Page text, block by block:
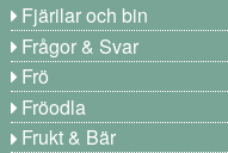
Fjärilar och bin
Frågor & Svar
Frö
Fröodla
Frukt & Bär